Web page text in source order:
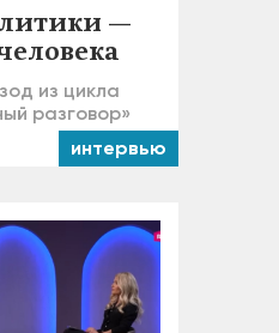
—
из цикла
разговор»
интервью